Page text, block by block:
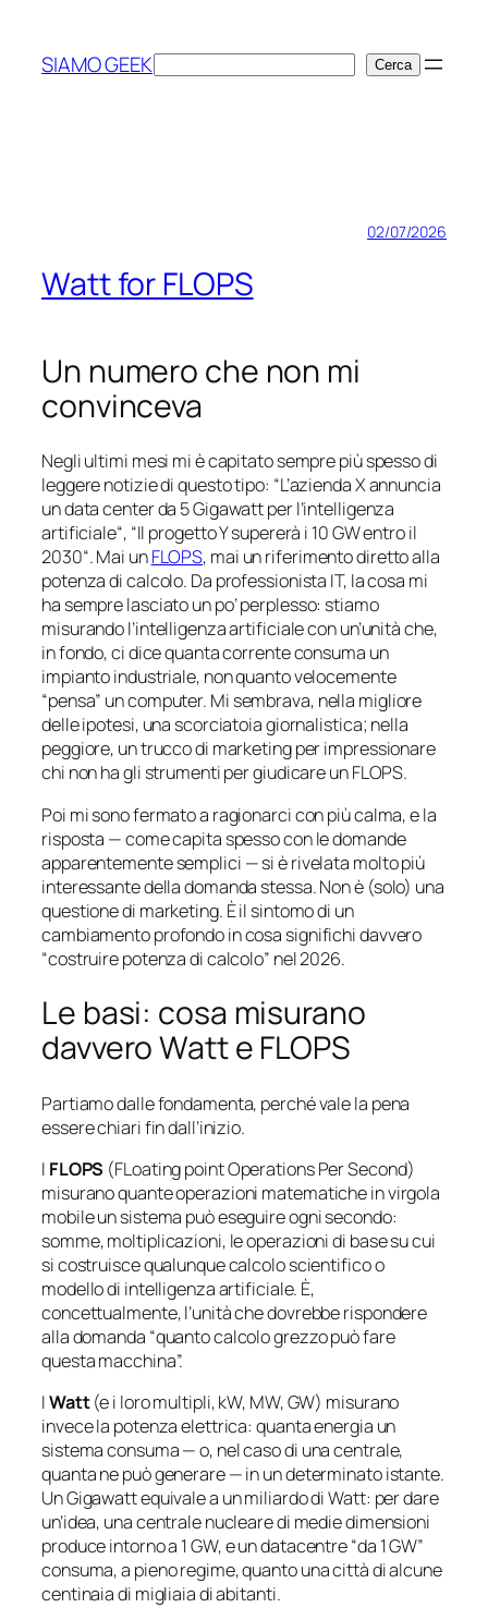
contenuto
SIAMO GEEKCerca Cerca
02/07/2026
Watt for FLOPS
Un numero che non mi
convinceva
Negli ultimi mesi mi è capitato sempre più spesso di
leggere notizie di questo tipo: “L’azienda X annuncia
un data center da 5 Gigawatt per l’intelligenza
artificiale“, “Il progetto Y supererà i 10 GW entro il
2030“. Mai unFLOPS, mai un riferimento diretto alla
potenza di calcolo. Da professionista IT, la cosa mi
ha sempre lasciato un po’ perplesso: stiamo
misurando l’intelligenza artificiale con un’unità che,
in fondo, ci dice quanta corrente consuma un
impianto industriale, non quanto velocemente
“pensa” un computer. Mi sembrava, nella migliore
delle ipotesi, una scorciatoia giornalistica; nella
peggiore, un trucco di marketing per impressionare
chi non ha gli strumenti per giudicare un FLOPS.
Poi mi sono fermato a ragionarci con più calma, e la
risposta — come capita spesso con le domande
apparentemente semplici — si è rivelata molto più
interessante della domanda stessa. Non è (solo) una
questione di marketing. È il sintomo di un
cambiamento profondo in cosa significhi davvero
“costruire potenza di calcolo” nel 2026.
Le basi: cosa misurano
davvero Watt e FLOPS
Partiamo dalle fondamenta, perché vale la pena
essere chiari fin dall’inizio.
I FLOPS (FLoating point Operations Per Second)
misurano quante operazioni matematiche in virgola
mobile un sistema può eseguire ogni secondo:
somme, moltiplicazioni, le operazioni di base su cui
si costruisce qualunque calcolo scientifico o
modello di intelligenza artificiale. È,
concettualmente, l’unità che dovrebbe rispondere
alla domanda “quanto calcolo grezzo può fare
questa macchina”.
IWatt(e i loro multipli, kW, MW, GW) misurano
invece la potenza elettrica: quanta energia un
sistema consuma — o, nel caso di una centrale,
quanta ne può generare — in un determinato istante.
Un Gigawatt equivale a un miliardo di Watt: per dare
un’idea, una centrale nucleare di medie dimensioni
produce intorno a 1 GW, e un datacentre “da 1 GW”
consuma, a pieno regime, quanto una città di alcune
centinaia di migliaia di abitanti.